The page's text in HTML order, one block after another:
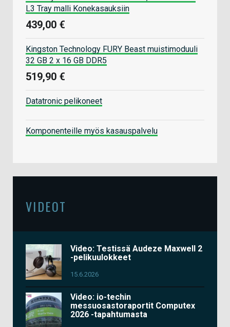
L3 Tray malli Konekasauksiin
439,00 €
Kingston Technology FURY Beast muistimoduuli
32 GB 2 x 16 GB DDR5
519,90 €
Datatronic pelikoneet
Komponenteille myös kasauspalvelu
VIDEOT
Video: Testissä Audeze Maxwell 2
-pelikuulokkeet
15.6.2026
Video: io-techin
messuosastoraportit Computex
2026 -tapahtumasta